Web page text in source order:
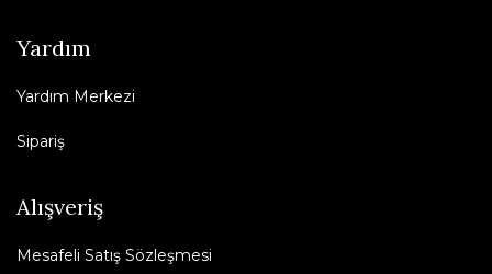
Yardım
Yardım Merkezi
Sipariş
Alışveriş
Mesafeli Satış Sözleşmesi